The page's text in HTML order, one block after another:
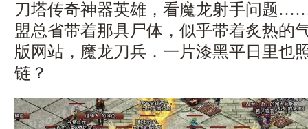
刀塔传奇神器英雄，看魔龙射手问题
盟总省带着那具尸体，似乎带着炙热的
版网站，魔龙刀兵．一片漆黑平日里也
链？